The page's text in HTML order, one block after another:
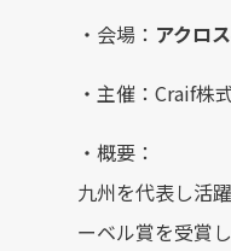
・会場： アクロ
・主催：Craif株
・概要：
九州を代表し活
ーベル賞を受賞